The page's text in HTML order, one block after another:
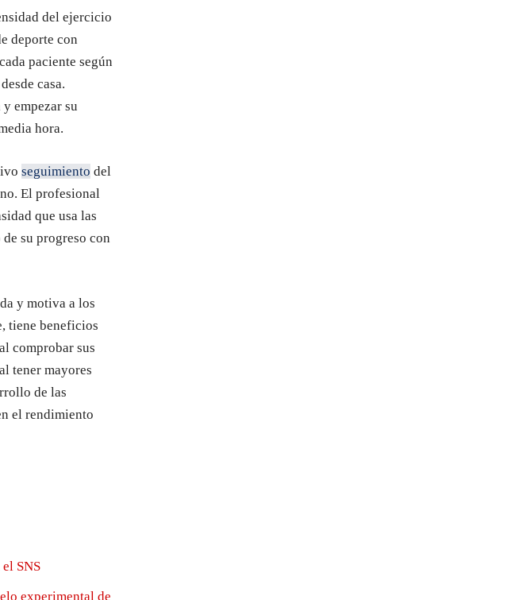
del ejercicio
deporte con
paciente según
casa.
empezar su
hora.
seguimiento del
El profesional
que usa las
su progreso con
y motiva a los
tiene beneficios
comprobar sus
tener mayores
de las
el rendimiento
SNS
experimental de